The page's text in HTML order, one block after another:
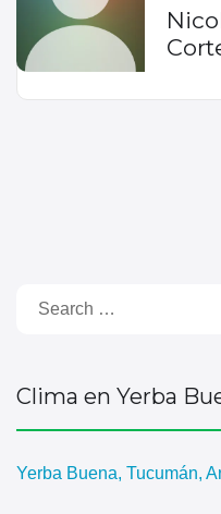
Clima en Yerba
Yerba Buena, Tucumán,